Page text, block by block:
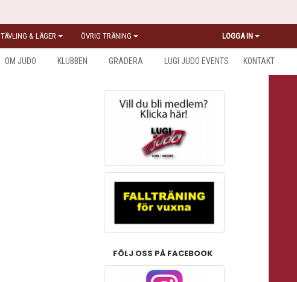
TÄVLING & LÄGER ÖVRIG TRÄNING LOGGA IN
OM JUDO KLUBBEN GRADERA LUGI JUDO EVENTS KONTAKT
FÖLJ OSS PÅ FACEBOOK